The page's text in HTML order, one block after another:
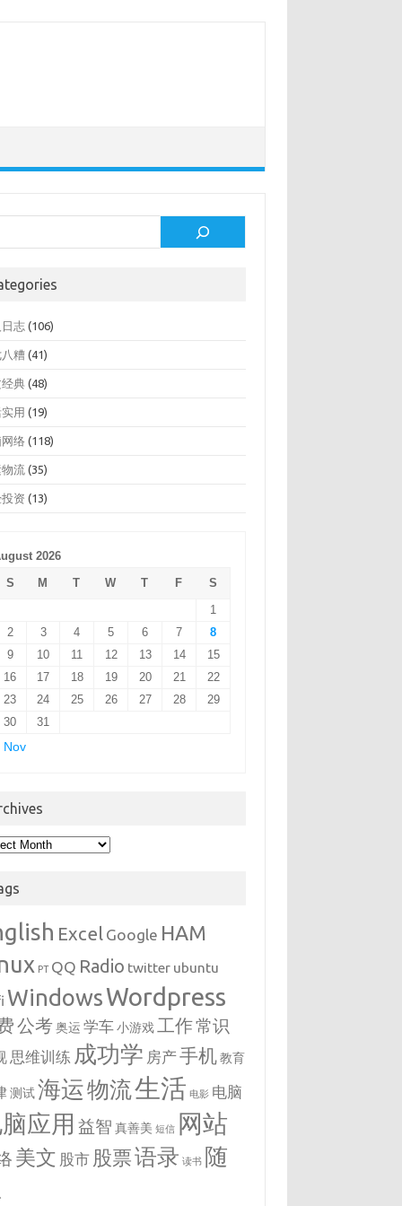
志 (106)
糟 (41)
典 (48)
用 (19)
络 (118)
流 (35)
资 (13)
2026
S
M T W T F
S
1
2
3 4 5 6 7
8
9
10 11 12 13 14
15
16
17 18 19 20 21
22
23
24 25 26 27 28
29
30
31
Nov
Excel Google HAM
PT QQ Radio twitter ubuntu
WindowsWordpress
公考 奥运 学车 小游戏 工作常识
思维训练 成功学 房产手机 教育
测试 海运物流生活 电影 电脑
应用 益智 真善美 短信 网站
美文 股市 股票语录 读书 随